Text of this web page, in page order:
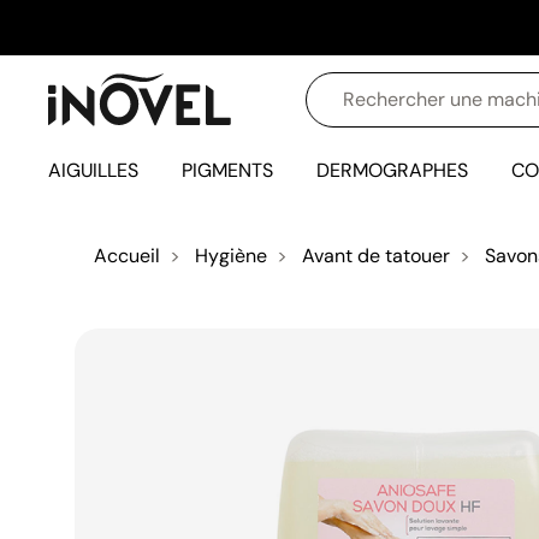
AIGUILLES PIGMENTS DERMOGRAPHES
Accueil Hygiène Avant de tatouer